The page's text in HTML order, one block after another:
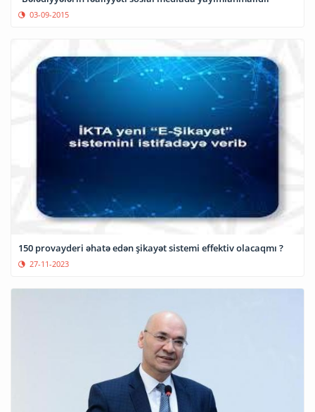
03-09-2015
150 provayderi əhatə edən şikayət sistemi effektiv olacaqmı ?
27-11-2023